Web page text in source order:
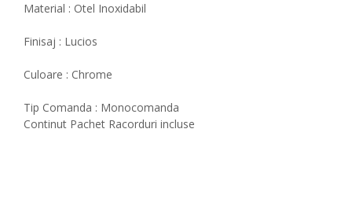
Material : Otel Inoxidabil
Finisaj : Lucios
Culoare : Chrome
Tip Comanda : Monocomanda
Continut Pachet Racorduri incluse